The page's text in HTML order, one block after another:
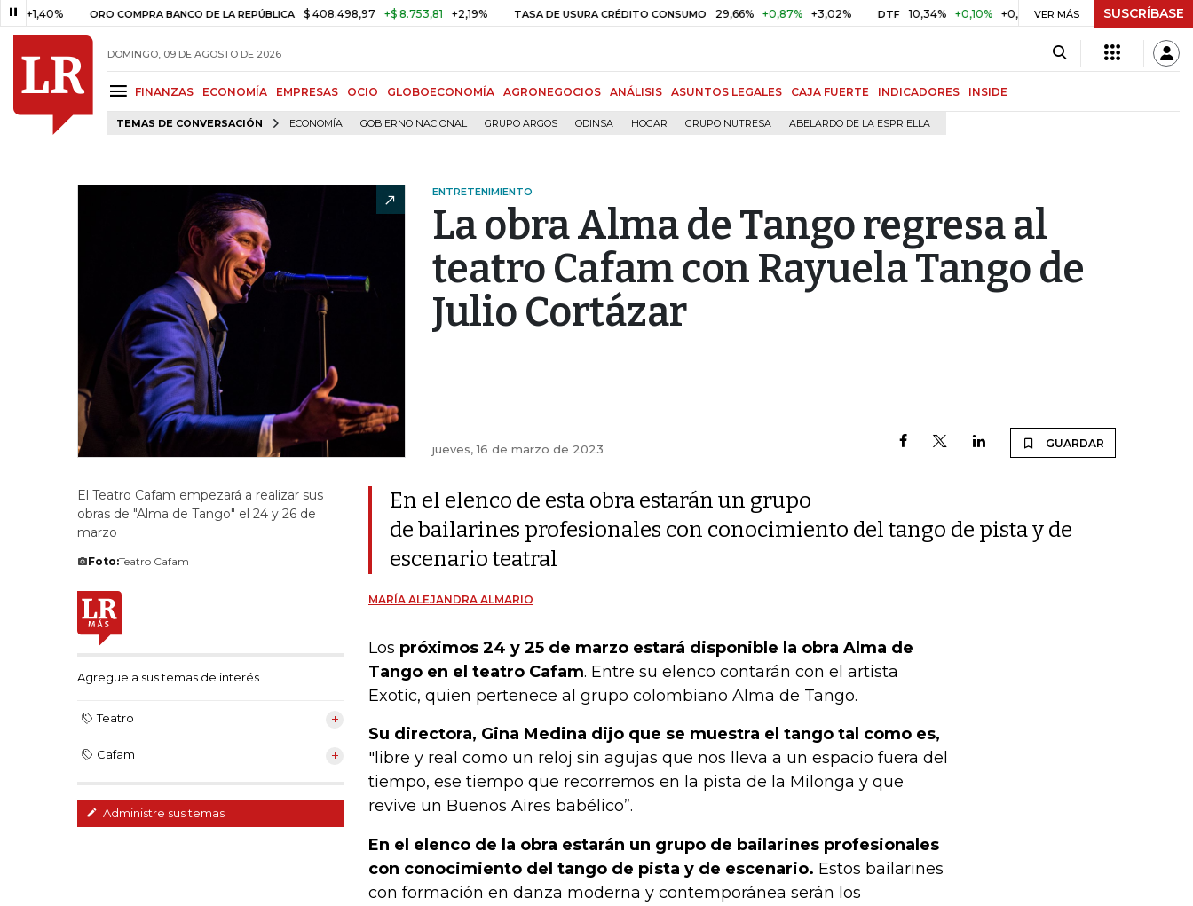
ORO COMPRA BANCO DE LA REPÚBLICA $ 408.498,97 +$ 8.753,81 +2,19% TASA DE USURA CRÉDITO CONSUMO 29,66% +0,87% +3,02% DTF 10,34% +0,10% +0,98% UVR $ 417,01 +$ 0,05 +0,01%
VER MÁS SUSCRÍBASE
DOMINGO, 09 DE AGOSTO DE 2026
FINANZAS ECONOMÍA EMPRESAS OCIO GLOBOECONOMÍA AGRONEGOCIOS ANÁLISIS ASUNTOS LEGALES CAJA FUERTE INDICADORES INSIDE
TEMAS DE CONVERSACIÓN ECONOMÍA GOBIERNO NACIONAL GRUPO ARGOS ODINSA HOGAR GRUPO NUTRESA ABELARDO DE LA ESPRIELLA
ENTRETENIMIENTO
La obra Alma de Tango regresa al
teatro Cafam con Rayuela Tango de
Julio Cortázar
jueves, 16 de marzo de 2023 GUARDAR
El Teatro Cafam empezará a realizar sus
obras de "Alma de Tango" el 24 y 26 de
marzo
Foto:Teatro Cafam
Agregue a sus temas de interés
Teatro
Cafam
Administre sus temas
En el elenco de esta obra estarán un grupo
de bailarines profesionales con conocimiento del tango de pista y de
escenario teatral
MARÍA ALEJANDRA ALMARIO
Los próximos 24 y 25 de marzo estará disponible la obra Alma de
Tango en el teatro Cafam. Entre su elenco contarán con el artista
Exotic, quien pertenece al grupo colombiano Alma de Tango.
Su directora, Gina Medina dijo que se muestra el tango tal como es,
"libre y real como un reloj sin agujas que nos lleva a un espacio fuera del
tiempo, ese tiempo que recorremos en la pista de la Milonga y que
revive un Buenos Aires babélico”.
En el elenco de la obra estarán un grupo de bailarines profesionales
con conocimiento del tango de pista y de escenario. Estos bailarines
con formación en danza moderna y contemporánea serán los